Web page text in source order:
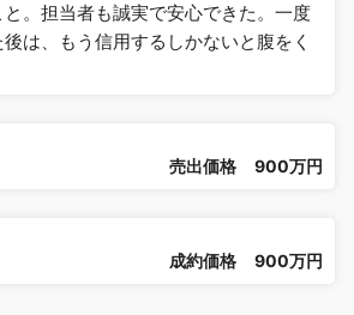
。担当者も誠実で安心できた。一度
は、もう信用するしかないと腹をく
売出価格 900万円
成約価格 900万円